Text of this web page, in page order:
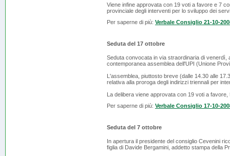
Viene infine approvata con 19 voti a favore e 7
provinciale degli interventi per lo sviluppo dei
Per saperne di più: Verbale Consiglio 21-10-
Seduta del 17 ottobre
Seduta convocata in via straordinaria di
contemporanea assemblea dell'UPI (Unione
L'assemblea, piuttosto breve (dalle 14.30 alle
relativa alla proroga degli indirizzi triennali per
La delibera viene approvata con 19 voti a
Per saperne di più: Verbale Consiglio 17-10-
Seduta del 7 ottobre
In apertura il presidente del consiglio Cevenini
figlia di Davide Bergamini, addetto stampa della